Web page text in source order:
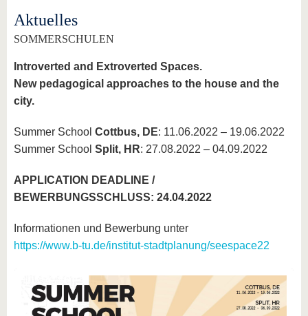
Aktuelles
SOMMERSCHULEN
Introverted and Extroverted Spaces.
New pedagogical approaches to the house and the
city.
Summer School Cottbus, DE: 11.06.2022 – 19.06.2022
Summer School Split, HR: 27.08.2022 – 04.09.2022
APPLICATION DEADLINE /
BEWERBUNGSSCHLUSS: 24.04.2022
Informationen und Bewerbung unter
https://www.b-tu.de/institut-stadtplanung/seespace22